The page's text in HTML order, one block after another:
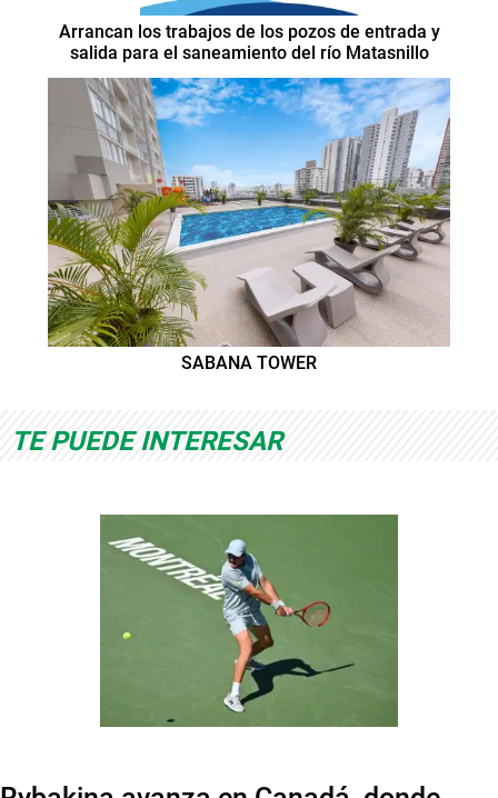
Arrancan los trabajos de los pozos de entrada y
salida para el saneamiento del río Matasnillo
SABANA TOWER
TE PUEDE INTERESAR